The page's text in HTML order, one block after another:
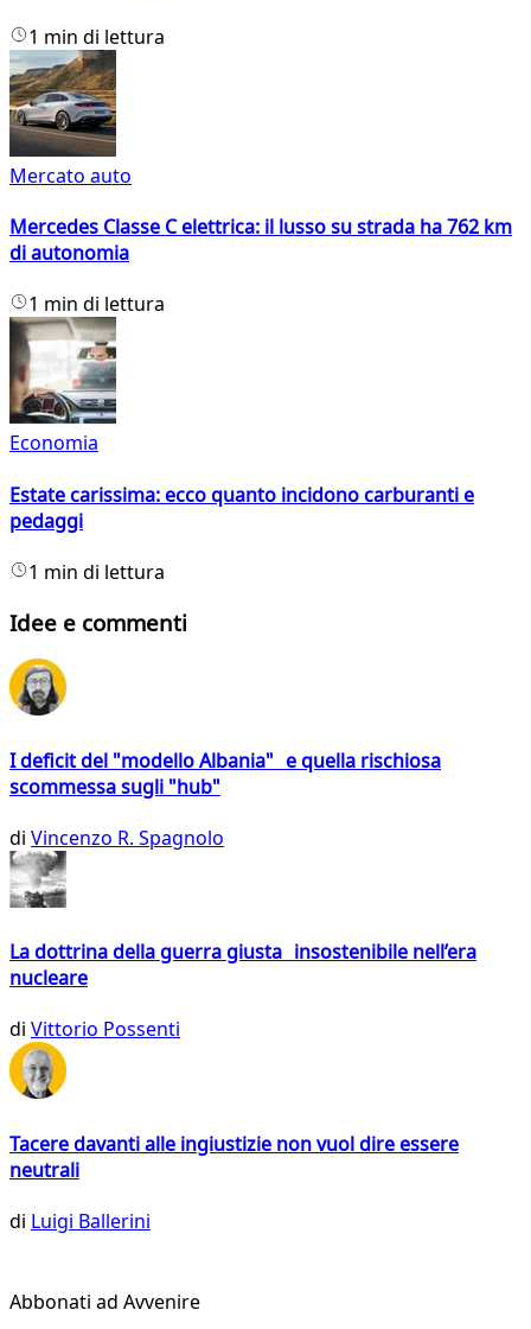
1 min di lettura
Mercato auto
Mercedes Classe C elettrica: il lusso su strada ha 762 km
di autonomia
1 min di lettura
Economia
Estate carissima: ecco quanto incidono carburanti e
pedaggi
1 min di lettura
Idee e commenti
I deficit del "modello Albania" e quella rischiosa
scommessa sugli "hub"
di Vincenzo R. Spagnolo
La dottrina della guerra giusta insostenibile nell’era
nucleare
di Vittorio Possenti
Tacere davanti alle ingiustizie non vuol dire essere
neutrali
di Luigi Ballerini
Abbonati ad Avvenire